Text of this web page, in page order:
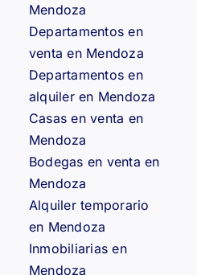
Mendoza
Departamentos en
venta en Mendoza
Departamentos en
alquiler en Mendoza
Casas en venta en
Mendoza
Bodegas en venta en
Mendoza
Alquiler temporario
en Mendoza
Inmobiliarias en
Mendoza